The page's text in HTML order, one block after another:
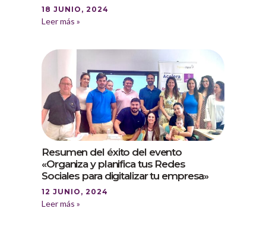
18 JUNIO, 2024
Leer más »
Resumen del éxito del evento
«Organiza y planifica tus Redes
Sociales para digitalizar tu empresa»
12 JUNIO, 2024
Leer más »